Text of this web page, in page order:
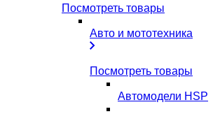
Посмотреть товары
Авто и мототехника
Посмотреть товары
Автомодели HSP